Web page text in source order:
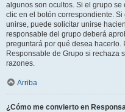
algunos son ocultos. Si el grupo
clic en el botón correspondiente.
unirse, puede solicitar unirse
responsable del grupo deberá
preguntará por qué desea hacerlo.
Responsable de Grupo si rechaza
razones.
Arriba
¿Cómo me convierto en